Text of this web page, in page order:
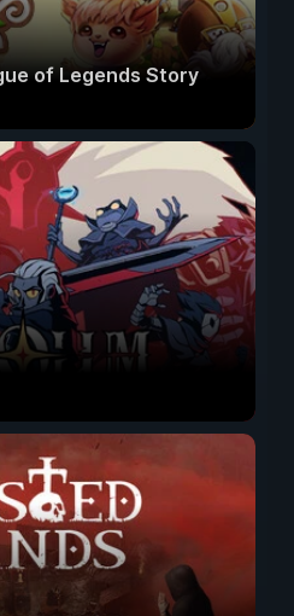
of Legends Story